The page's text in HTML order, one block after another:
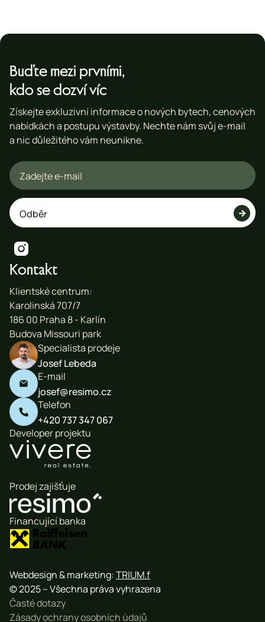
Buďte mezi prvními,
kdo se dozví víc
Získejte exkluzivní informace o nových bytech, cenových
nabídkách a postupu výstavby. Nechte nám svůj e-mail
a nic důležitého vám neunikne.


Kontakt
Developer projektu
Prodej zajišťuje
Financující banka
Specialista prodeje
Josef Lebeda

E-mail
josef@resimo.cz

Telefon
+420 737 347 067
Klientské centrum:
Karolinská 707/7
186 00 Praha 8 - Karlín
Budova Missouri park
Webdesign & marketing:TRIUM.f
© 2025 – Všechna práva vyhrazena
Časté dotazy
Zásady ochrany osobních údajů